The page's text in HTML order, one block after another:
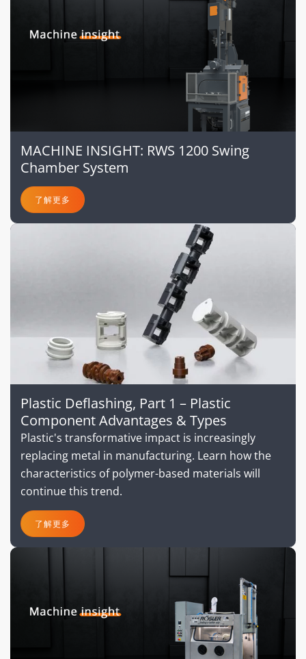
MACHINE INSIGHT: RWS 1200 Swing
Chamber System
了解更多
Plastic Deflashing, Part 1 – Plastic
Component Advantages & Types
Plastic's transformative impact is increasingly
replacing metal in manufacturing. Learn how the
characteristics of polymer-based materials will
continue this trend.
了解更多